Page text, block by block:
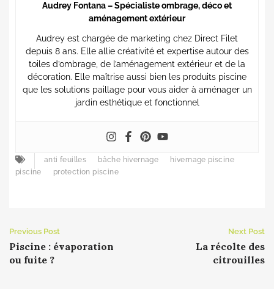
Audrey Fontana – Spécialiste ombrage, déco et
aménagement extérieur
Audrey est chargée de marketing chez Direct Filet
depuis 8 ans. Elle allie créativité et expertise autour des
toiles d’ombrage, de l’aménagement extérieur et de la
décoration. Elle maîtrise aussi bien les produits piscine
que les solutions paillage pour vous aider à aménager un
jardin esthétique et fonctionnel
anti feuilles bâche hivernage
hivernage piscine
piscine
protection piscine
Previous Post
Piscine : évaporation
ou fuite ?
Next Post
La récolte des
citrouilles